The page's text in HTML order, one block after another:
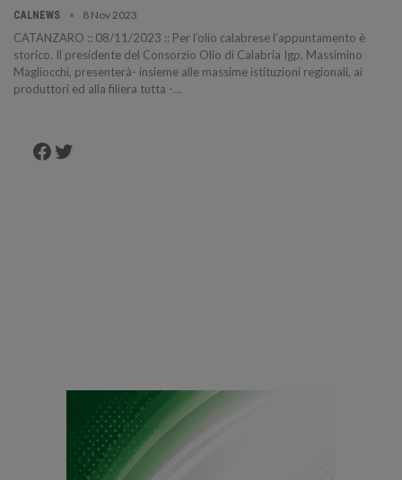
CALNEWS 8 Nov 2023
CATANZARO :: 08/11/2023 :: Per l’olio calabrese l’appuntamento è
storico. Il presidente del Consorzio Olio di Calabria Igp, Massimino
Magliocchi, presenterà- insieme alle massime istituzioni regionali, ai
produttori ed alla filiera tutta -…
Facebook
Twitter